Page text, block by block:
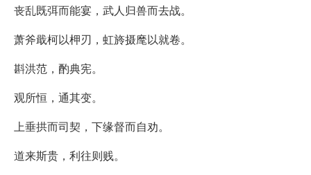
丧乱既弭而能宴，武人归兽而去战。
萧斧戢柯以柙刃，虹旍摄麾以就卷。
斟洪范，酌典宪。
观所恒，通其变。
上垂拱而司契，下缘督而自劝。
道来斯贵，利往则贱。